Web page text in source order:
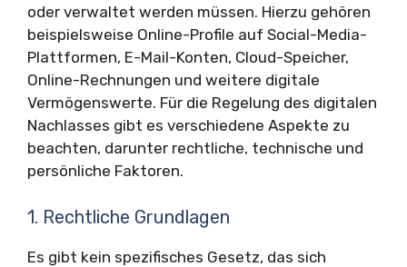
oder verwaltet werden müssen. Hierzu gehören
beispielsweise Online-Profile auf Social-Media-
Plattformen, E-Mail-Konten, Cloud-Speicher,
Online-Rechnungen und weitere digitale
Vermögenswerte. Für die Regelung des digitalen
Nachlasses gibt es verschiedene Aspekte zu
beachten, darunter rechtliche, technische und
persönliche Faktoren.
1. Rechtliche Grundlagen
Es gibt kein spezifisches Gesetz, das sich